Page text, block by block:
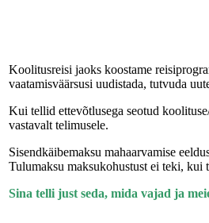
Koolitusreisi jaoks koostame
vaatamisväärsusi uudistada, tutvuda
Kui tellid ettevõtlusega seotud
vastavalt telimusele.
Sisendkäibemaksu mahaarvamise
Tulumaksu maksukohustust ei teki, kui
Sina telli just seda, mida vajad ja